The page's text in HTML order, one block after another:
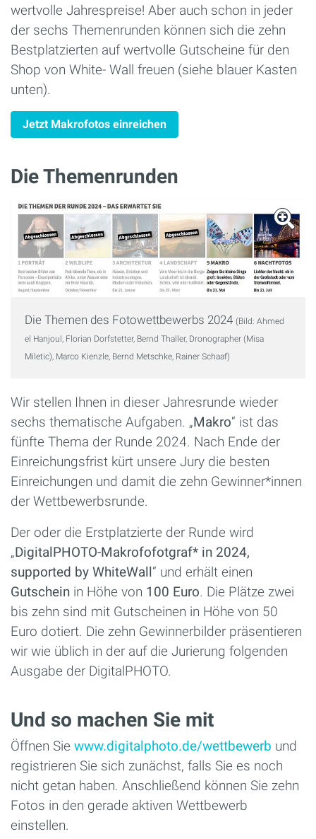
wertvolle Jahrespreise! Aber auch schon in jeder
der sechs Themenrunden können sich die zehn
Bestplatzierten auf wertvolle Gutscheine für den
Shop von White- Wall freuen (siehe blauer Kasten
unten).
Jetzt Makrofotos einreichen
Die Themenrunden
Die Themen des Fotowettbewerbs 2024 (Bild: Ahmed
el Hanjoul, Florian Dorfstetter, Bernd Thaller, Dronographer (Misa
Miletic), Marco Kienzle, Bernd Metschke, Rainer Schaaf)
Wir stellen Ihnen in dieser Jahresrunde wieder
sechs thematische Aufgaben. „Makro“ ist das
fünfte Thema der Runde 2024. Nach Ende der
Einreichungsfrist kürt unsere Jury die besten
Einreichungen und damit die zehn Gewinner*innen
der Wettbewerbsrunde.
Der oder die Erstplatzierte der Runde wird
„DigitalPHOTO-Makrofofotgraf* in 2024,
supported by WhiteWall“ und erhält einen
Gutschein in Höhe von 100 Euro. Die Plätze zwei
bis zehn sind mit Gutscheinen in Höhe von 50
Euro dotiert. Die zehn Gewinnerbilder präsentieren
wir wie üblich in der auf die Jurierung folgenden
Ausgabe der DigitalPHOTO.
Und so machen Sie mit
Öffnen Sie www.digitalphoto.de/wettbewerb und
registrieren Sie sich zunächst, falls Sie es noch
nicht getan haben. Anschließend können Sie zehn
Fotos in den gerade aktiven Wettbewerb
einstellen.